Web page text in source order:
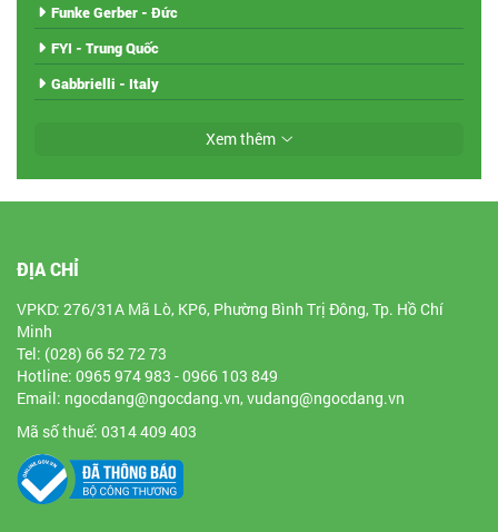
Funke Gerber - Đức
FYI - Trung Quốc
Gabbrielli - Italy
Xem thêm
ĐỊA CHỈ
VPKD: 276/31A Mã Lò, KP6, Phường Bình Trị Đông, Tp. Hồ Chí
Minh
Tel: (028) 66 52 72 73
Hotline: 0965 974 983 - 0966 103 849
Email: ngocdang@ngocdang.vn, vudang@ngocdang.vn
Mã số thuế: 0314 409 403